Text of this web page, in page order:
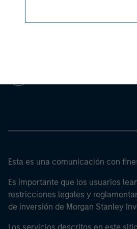
Esta es una comunicación con
Es importante que los usuarios
restricciones legales y
de inversión de Morgan Stanley